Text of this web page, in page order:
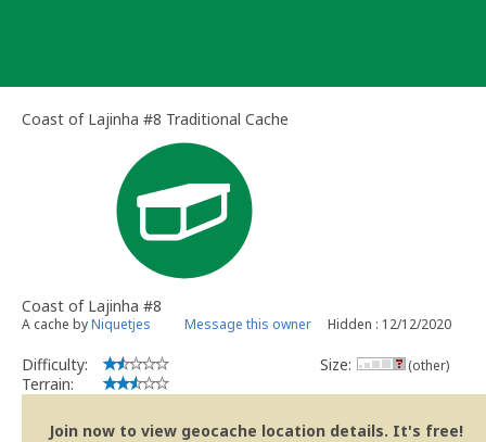
Coast of Lajinha #8 Traditional Cache
Coast of Lajinha #8
A cache byNiquetjes Message this owner Hidden : 12/12/2020
Difficulty:
Terrain:
Size: (other)
Join now to view geocache location details. It's free!